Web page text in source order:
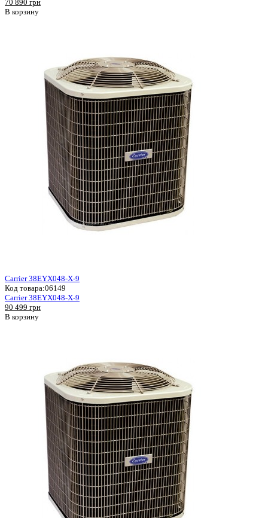
70 890 грн
В корзину
Carrier 38EYX048-X-9
Код товара:06149
Carrier 38EYX048-X-9
90 499 грн
В корзину